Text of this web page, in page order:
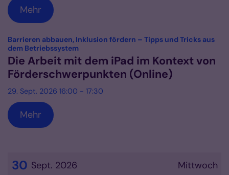
Mehr
Barrieren abbauen, Inklusion fördern – Tipps und Tricks aus
dem Betriebssystem:
Die Arbeit mit dem iPad im Kontext von
Förderschwerpunkten (Online)
29. Sept. 2026 16:00 - 17:30
Mehr
Mittwoch
30 Sept. 2026